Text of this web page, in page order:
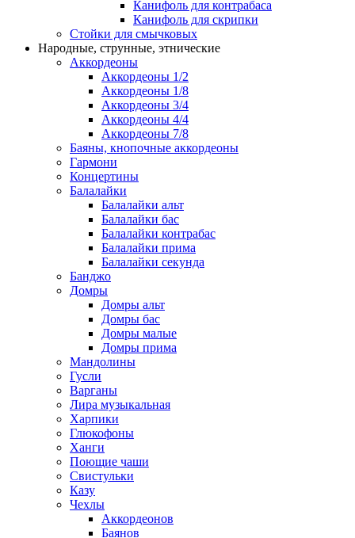
Канифоль для контрабаса
Канифоль для скрипки
Стойки для смычковых
Народные, струнные, этнические
Аккордеоны
Аккордеоны 1/2
Аккордеоны 1/8
Аккордеоны 3/4
Аккордеоны 4/4
Аккордеоны 7/8
Баяны, кнопочные аккордеоны
Гармони
Концертины
Балалайки
Балалайки альт
Балалайки бас
Балалайки контрабас
Балалайки прима
Балалайки секунда
Банджо
Домры
Домры альт
Домры бас
Домры малые
Домры прима
Мандолины
Гусли
Варганы
Лира музыкальная
Харпики
Глюкофоны
Ханги
Поющие чаши
Свистульки
Казу
Чехлы
Аккордеонов
Баянов